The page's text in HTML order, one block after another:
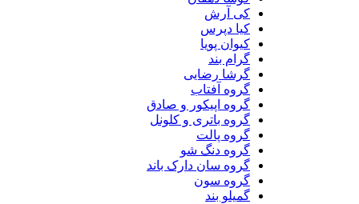
کی آرش
کیا دپرس
کیوان پویا
گرام بند
گرشا رضایی
گروه آفتاب
گروه اپیکور و صادق
گروه باتری و کلونل
گروه پالت
گروه دنگ شو
گروه سان دارک باند
گروه سون
گمیلو بند